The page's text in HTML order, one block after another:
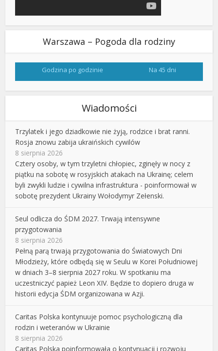
Warszawa – Pogoda dla rodziny
Godzina po godzinie Na 45 dni
Wiadomości
Trzylatek i jego dziadkowie nie żyją, rodzice i brat ranni.
Rosja znowu zabija ukraińskich cywilów
8 sierpnia 2026
Cztery osoby, w tym trzyletni chłopiec, zginęły w nocy z
piątku na sobotę w rosyjskich atakach na Ukrainę; celem
byli zwykli ludzie i cywilna infrastruktura - poinformował w
sobotę prezydent Ukrainy Wołodymyr Zełenski.
Seul odlicza do ŚDM 2027. Trwają intensywne
przygotowania
8 sierpnia 2026
Pełną parą trwają przygotowania do Światowych Dni
Młodzieży, które odbędą się w Seulu w Korei Południowej
w dniach 3–8 sierpnia 2027 roku. W spotkaniu ma
uczestniczyć papież Leon XIV. Będzie to dopiero druga w
historii edycja ŚDM organizowana w Azji.
Caritas Polska kontynuuje pomoc psychologiczną dla
rodzin i weteranów w Ukrainie
8 sierpnia 2026
Caritas Polska poinformowała o kontynuacji i rozwoju